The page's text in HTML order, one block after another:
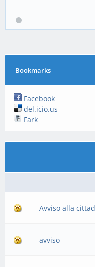
Bookmarks
Facebook
del.icio.us
Fark
Avviso alla
avviso